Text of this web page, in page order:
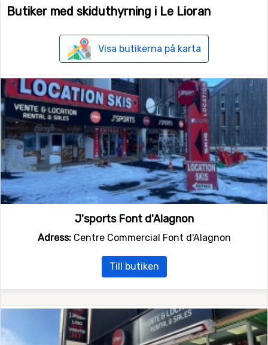
Butiker med skiduthyrning i Le Lioran
Visa butikerna på karta
J'sports Font d'Alagnon
Adress:Centre Commercial Font d'Alagnon
Till butiken